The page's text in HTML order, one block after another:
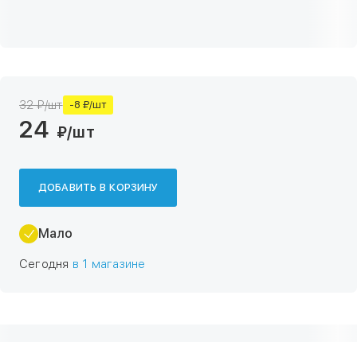
32 ₽/шт -8 ₽/шт
24 ₽/шт
ДОБАВИТЬ В КОРЗИНУ
Мало
Сегодня в 1 магазине